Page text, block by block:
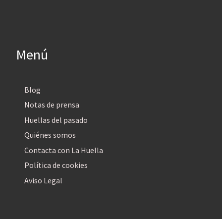
Menú
Blog
Notas de prensa
Huellas del pasado
Quiénes somos
Contacta con La Huella
Política de cookies
Aviso Legal